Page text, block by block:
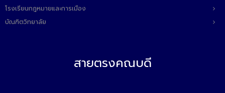
โรงเรียนกฎหมายและการเมือง
บัณฑิตวิทยาลัย
สายตรงคณบดี